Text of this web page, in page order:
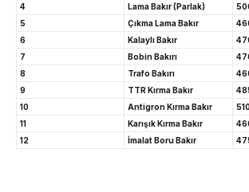
4
Lama Bakır (Parlak)
5
Çıkma Lama Bakır
6
Kalaylı Bakır
7
Bobin Bakırı
8
Trafo Bakırı
9
TTR Kırma Bakır
10
Antigron Kırma Bakır
11
Karışık Kırma Bakır
12
İmalat Boru Bakır